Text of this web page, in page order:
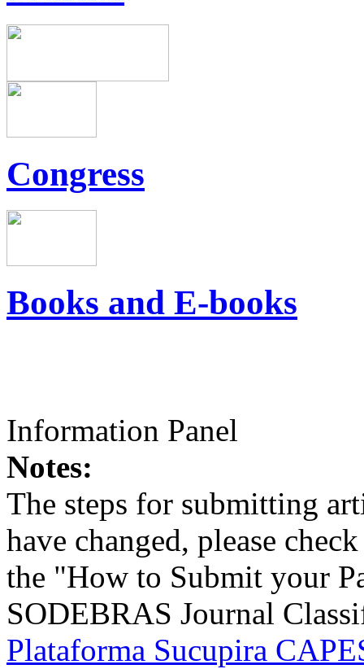
Congress
Books and E-books
Information Panel
Notes:
The steps for submitting
have changed, please
the "How to Submit your
SODEBRAS Journal
Plataforma Sucupira